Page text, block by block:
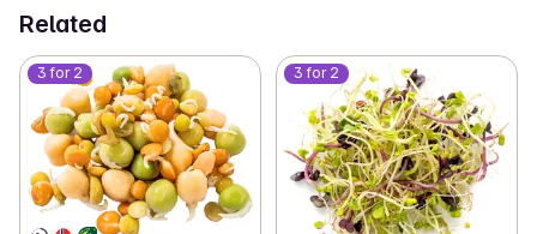
Related
3 for 2 3 for 2